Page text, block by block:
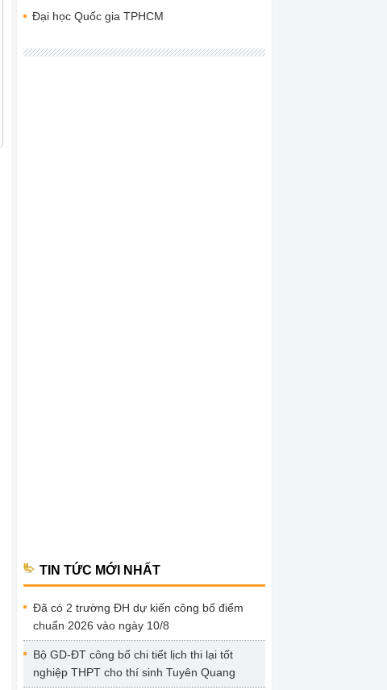
Đại học Quốc gia TPHCM
TIN TỨC MỚI NHẤT
Đã có 2 trường ĐH dự kiến công bố điểm
chuẩn 2026 vào ngày 10/8
Bộ GD-ĐT công bố chi tiết lịch thi lại tốt
nghiệp THPT cho thí sinh Tuyên Quang